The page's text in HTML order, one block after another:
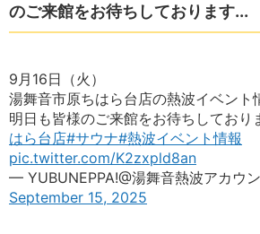
のご来館をお待ちしております...
9月16日（火）
湯舞音市原ちはら台店の熱波イベント
明日も皆様のご来館をお待ちしており
はら台店#サウナ#熱波イベント情報
pic.twitter.com/K2zxpld8an
— YUBUNEPPA!@湯舞音熱波アカウ
September 15, 2025